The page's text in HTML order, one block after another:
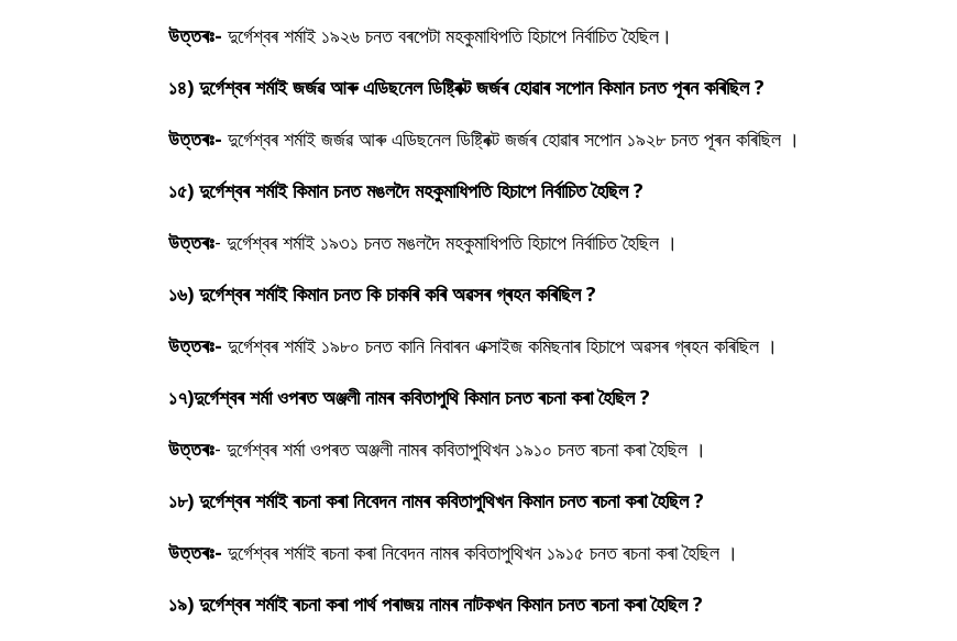
উত্তৰঃ- দুৰ্গেশ্বৰ শৰ্মাই ১৯২৬ চনত বৰপেটা মহকুমাধিপতি হিচাপে নিৰ্বাচিত হৈছিল।
১৪) দুৰ্গেশ্বৰ শৰ্মাই জৰ্জৱ আৰু এডিছনেল ডিষ্ট্ৰিক্ট জৰ্জৰ হোৱাৰ সপোন কিমান চনত পূৰন কৰিছিল ?
উত্তৰঃ- দুৰ্গেশ্বৰ শৰ্মাই জৰ্জৱ আৰু এডিছনেল ডিষ্ট্ৰিক্ট জৰ্জৰ হোৱাৰ সপোন ১৯২৮ চনত পূৰন কৰিছিল ।
১৫) দুৰ্গেশ্বৰ শৰ্মাই কিমান চনত মঙলদৈ মহকুমাধিপতি হিচাপে নিৰ্বাচিত হৈছিল ?
উত্তৰঃ- দুৰ্গেশ্বৰ শৰ্মাই ১৯৩১ চনত মঙলদৈ মহকুমাধিপতি হিচাপে নিৰ্বাচিত হৈছিল ।
১৬) দুৰ্গেশ্বৰ শৰ্মাই কিমান চনত কি চাকৰি কৰি অৱসৰ গ্ৰহন কৰিছিল ?
উত্তৰঃ- দুৰ্গেশ্বৰ শৰ্মাই ১৯৮০ চনত কানি নিবাৰন এক্সাইজ কমিছনাৰ হিচাপে অৱসৰ গ্ৰহন কৰিছিল ।
১৭)দুৰ্গেশ্বৰ শৰ্মা ওপৰত অঞ্জলী নামৰ কবিতাপুথি কিমান চনত ৰচনা কৰা হৈছিল ?
উত্তৰঃ- দুৰ্গেশ্বৰ শৰ্মা ওপৰত অঞ্জলী নামৰ কবিতাপুথিখন ১৯১০ চনত ৰচনা কৰা হৈছিল ।
১৮) দুৰ্গেশ্বৰ শৰ্মাই ৰচনা কৰা নিবেদন নামৰ কবিতাপুথিখন কিমান চনত ৰচনা কৰা হৈছিল ?
উত্তৰঃ- দুৰ্গেশ্বৰ শৰ্মাই ৰচনা কৰা নিবেদন নামৰ কবিতাপুথিখন ১৯১৫ চনত ৰচনা কৰা হৈছিল ।
১৯) দুৰ্গেশ্বৰ শৰ্মাই ৰচনা কৰা পাৰ্থ পৰাজয় নামৰ নাটকখন কিমান চনত ৰচনা কৰা হৈছিল ?